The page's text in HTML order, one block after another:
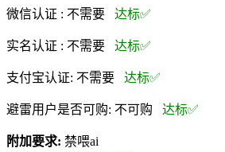
微信认证 : 不需要 达标✅
实名认证 : 不需要 达标✅
支付宝认证: 不需要 达标✅
避雷用户是否可购: 不可购 达标✅
附加要求: 禁喂ai